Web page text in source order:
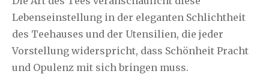
Lebenseinstellung in der eleganten Schlichtheit
des Teehauses und der Utensilien, die jeder
Vorstellung widerspricht, dass Schönheit Pracht
und Opulenz mit sich bringen muss.